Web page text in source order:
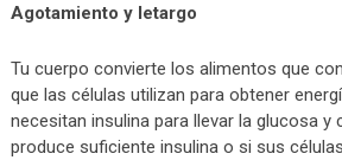
Agotamiento y letargo
Tu cuerpo convierte los alimentos que
que las células utilizan para obtener
necesitan insulina para llevar la glucosa y
produce suficiente insulina o si sus